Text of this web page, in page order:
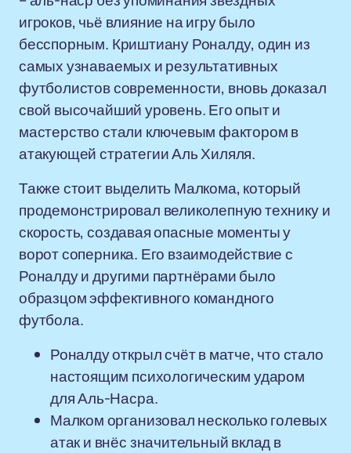
игроков, чьё влияние на игру было
бесспорным. Криштиану Роналду, один из
самых узнаваемых и результативных
футболистов современности, вновь доказал
свой высочайший уровень. Его опыт и
мастерство стали ключевым фактором в
атакующей стратегии Аль Хиляля.
Также стоит выделить Малкома, который
продемонстрировал великолепную технику и
скорость, создавая опасные моменты у
ворот соперника. Его взаимодействие с
Роналду и другими партнёрами было
образцом эффективного командного
футбола.
Роналду открыл счёт в матче, что стало
настоящим психологическим ударом
для Аль-Насра.
Малком организовал несколько голевых
атак и внёс значительный вклад в